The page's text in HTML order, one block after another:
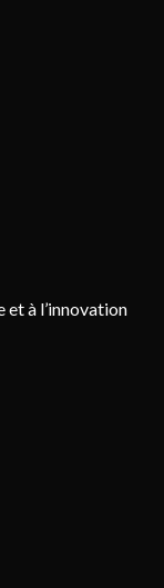
et à l’innovation